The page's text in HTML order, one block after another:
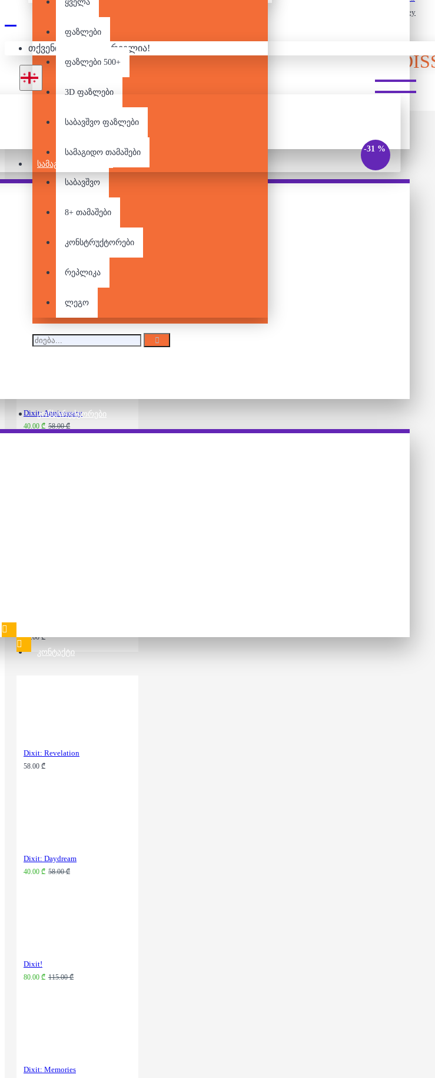
ᲡᲐᲛᲐᲒᲘᲓᲝ ᲗᲐᲛᲐᲨᲔᲑᲘ
ᲙᲝᲜᲡᲢᲠᲣᲥᲢᲝᲠᲔᲑᲘ
ᲙᲝᲜᲢᲐᲥᲢᲘ
ყველა
ფაზლები
ფაზლები 500+
3D ფაზლები
საბავშვო ფაზლები
სამაგიდო თამაშები
საბავშვო
8+ თამაშები
კონსტრუქტორები
რეპლიკა
ლეგო
თქვენი კალათა ცარიელია!
Dixit: Odissey
DIXIT:
-31 %
People Also Bought
Dixit - Quest Expansion
Dixit: Anniversary
40.00 ₾ 58.00 ₾
58.00 ₾
Dixit: Revelation
58.00 ₾
Dixit: Daydream
40.00 ₾ 58.00 ₾
Dixit!
80.00 ₾ 115.00 ₾
Dixit: Memories